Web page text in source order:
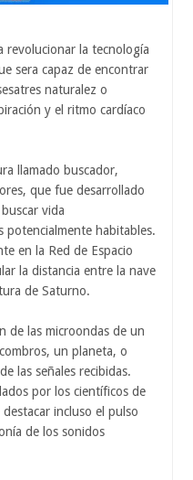
revolucionar la tecnología
sera capaz de encontrar
naturalez o
y el ritmo cardíaco
llamado buscador,
que fue desarrollado
vida
potencialmente habitables.
en la Red de Espacio
la distancia entre la nave
de Saturno.
de las microondas de un
un planeta, o
las señales recibidas.
por los científicos de
incluso el pulso
de los sonidos